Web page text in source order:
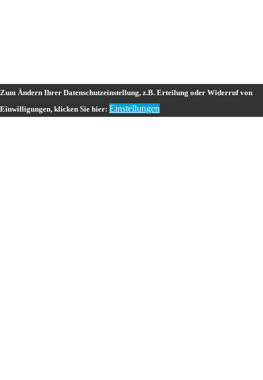
Zum Ändern Ihrer Datenschutzeinstellung, z.B. Erteilung oder Widerruf von
Einwilligungen, klicken Sie hier: Einstellungen